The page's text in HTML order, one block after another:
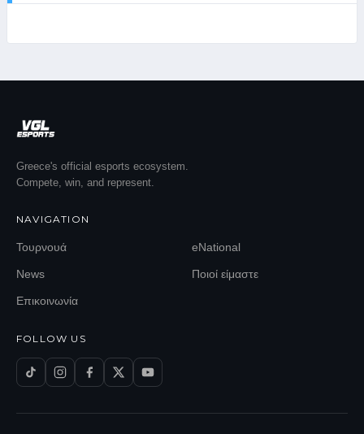
Greece's official esports ecosystem.
Compete, win, and represent.
NAVIGATION
Τουρνουά eNational
News Ποιοί είμαστε
Επικοινωνία
FOLLOW US